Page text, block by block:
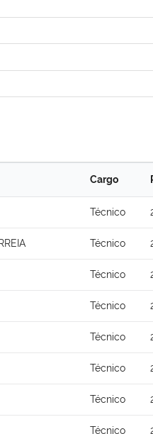
Cargo
Técnico
Técnico
Técnico
Técnico
Técnico
Técnico
Técnico
Técnico